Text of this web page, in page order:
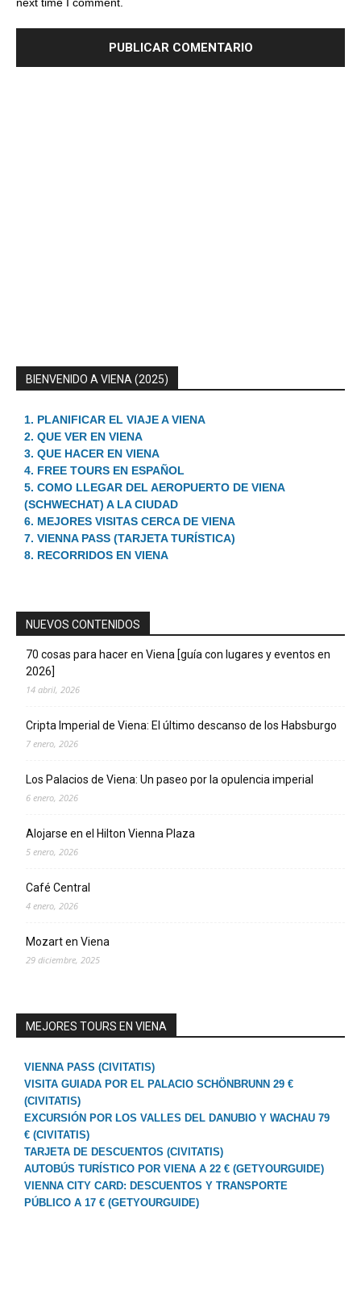
BIENVENIDO A VIENA (2025)
1. PLANIFICAR EL VIAJE A VIENA
2. QUE VER EN VIENA
3. QUE HACER EN VIENA
4. FREE TOURS EN ESPAÑOL
5. COMO LLEGAR DEL AEROPUERTO DE VIENA
(SCHWECHAT) A LA CIUDAD
6. MEJORES VISITAS CERCA DE VIENA
7. VIENNA PASS (TARJETA TURÍSTICA)
8. RECORRIDOS EN VIENA
NUEVOS CONTENIDOS
70 cosas para hacer en Viena [guía con lugares y eventos en
2026]
14 abril, 2026
Cripta Imperial de Viena: El último descanso de los Habsburgo
7 enero, 2026
Los Palacios de Viena: Un paseo por la opulencia imperial
6 enero, 2026
Alojarse en el Hilton Vienna Plaza
5 enero, 2026
Café Central
4 enero, 2026
Mozart en Viena
29 diciembre, 2025
MEJORES TOURS EN VIENA
VIENNA PASS (CIVITATIS)
VISITA GUIADA POR EL PALACIO SCHÖNBRUNN 29 €
(CIVITATIS)
EXCURSIÓN POR LOS VALLES DEL DANUBIO Y WACHAU 79
€ (CIVITATIS)
TARJETA DE DESCUENTOS (CIVITATIS)
AUTOBÚS TURÍSTICO POR VIENA A 22 € (GETYOURGUIDE)
VIENNA CITY CARD: DESCUENTOS Y TRANSPORTE
PÚBLICO A 17 € (GETYOURGUIDE)